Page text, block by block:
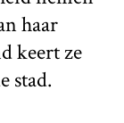
haar
keert ze
stad.